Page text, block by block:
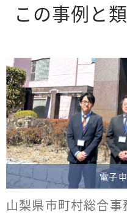
この事例と
電子
山梨県市町村総合事